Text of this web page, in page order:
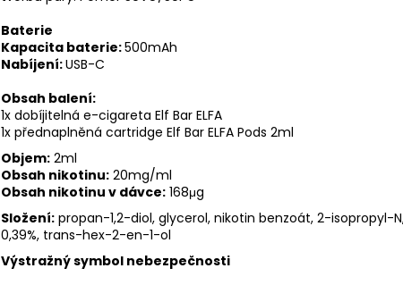
Baterie
Kapacita baterie:500mAh
Nabíjení:USB-C
Obsah balení:
1x dobíjitelná e-cigareta Elf Bar ELFA
1x přednaplněná cartridge Elf Bar ELFA Pods 2ml
Objem: 2ml
Obsah nikotinu: 20mg/ml
Obsah nikotinu v dávce: 168μg
Složení: propan-1,2-diol, glycerol, nikotin benzoát, 2-
0,39%, trans-hex-2-en-1-ol
Výstražný symbol nebezpečnosti